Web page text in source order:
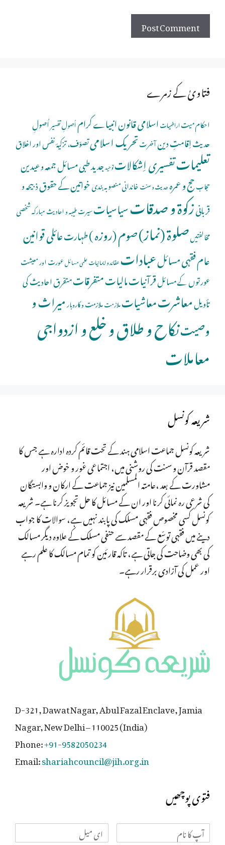
فتاویٰ کے زمرے
احکام میتاراضیاتاسلامی قانونانبیاے کراماُصولِ تفسیراُصولِ
حدیثاِقامتِ دینآخرتتحریک اسلامیتصوّف، تزکیۂ نفس اور اخلاق
تعلیماتتفسیری اِشکالاتتوحیدجدید طبی مسائلجمعہ و عیدین
حجابحج و عمرہحدیث و سنتخاندانی منصوبہ بندیخواتین کے حقوقذبیحہ و
قربانیزکوۃ و صدقاتسیاسیاتسیرت طیبہ و احادیث مبارکہشخصی
مخالفتیںصلوة (نماز)صوم (روزہ )طہارتعائلی قوانین
عام فقہی مسائلعباداتعقائد و ایمانیاتعلمی مسائلعورت اور معیشت
عورتوں کے مسائلقرآنیاتمالیاتمتفرقاتمتفرق احادیث کی
تأویلمعاشرتمعاشیاتملازمتملازمت و کاروبارمیراث و
وصیتنکاح و طلاق و خلع و ازدواجی
معاملات
شریعہ کونسل
شریعہ کونسل جماعت اسلامی ہند کے تحت قائم کردہ ادارہ ہے جس کا
مقصد قرآن و سنت کی روشنی میں، اجتماعی غور و خوض اور
مشاورت کے بعد ،عامتہ المسلمین نیز جماعت کے ارکان و وابستگان
کی شرعی رہ نمائی کرنا اور ان کے مسائل کا حل تجویز کرنا ہے۔ شریعہ
کونسل کسی مخصوص فقہی مسلک کی پابند نہیں ہے، سوالات کا جواب
دینے میں فقہی توسّع کے مقصد سے حنفی مسلک کے علاوہ دیگر مسالک
کی بھی وضاحت کی جاتی ہے، تاکہ قارئین کو تمام مسالک کا علم رہے
اور عمل کی آزادی برقرار رہے۔
D-321, Dawat Nagar, Abul Fazal Enclave, Jamia
Nagar, New Delhi – 110025 (India)
Phone:+91-9582050234
Email:shariahcouncil@jih.org.in
فتوی پوچھیں